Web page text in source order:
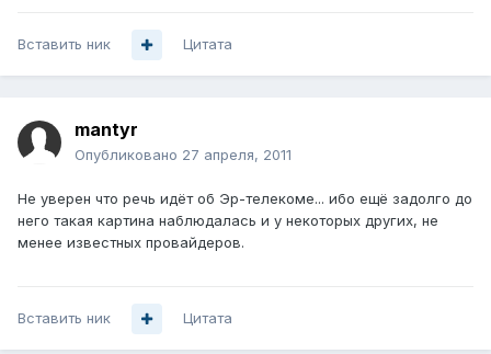
Вставить ник Цитата
mantyr
Опубликовано 27 апреля, 2011
Не уверен что речь идёт об Эр-телекоме... ибо ещё задолго до
него такая картина наблюдалась и у некоторых других, не
менее известных провайдеров.
Вставить ник Цитата